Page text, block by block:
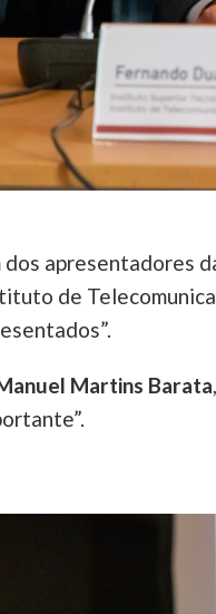
dos apresentadores
de
Martins Barata